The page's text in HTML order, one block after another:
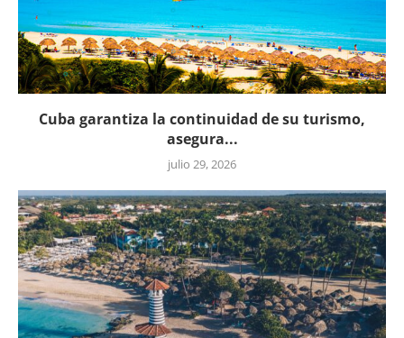
Cuba garantiza la continuidad de su turismo,
asegura...
julio 29, 2026